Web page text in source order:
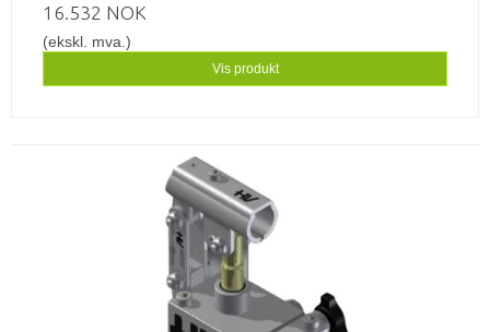
16.532 NOK
(ekskl. mva.)
Vis produkt